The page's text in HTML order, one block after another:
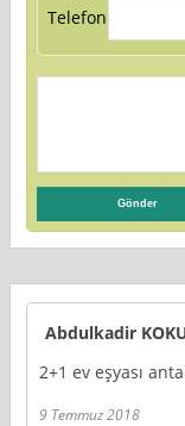
Telefon:
Abdulkadir
2+1 ev eşyası
9 Temmuz 2018